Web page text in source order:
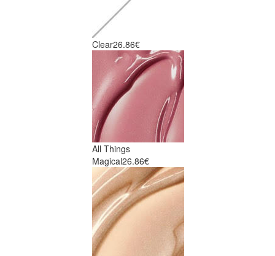
Clear26.86€
All Things
Magical26.86€